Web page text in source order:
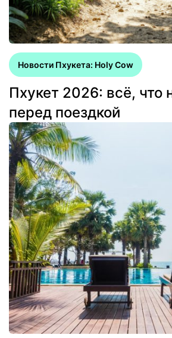
Новости Пхукета: Holy Cow
Пхукет 2026: всё, что
перед поездкой